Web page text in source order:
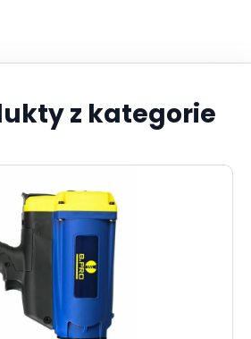
z kategorie